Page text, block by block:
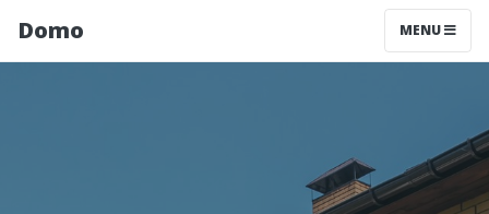
Domo MENU